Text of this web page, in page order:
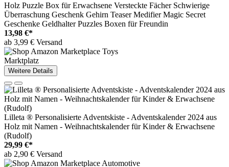
Holz Puzzle Box für Erwachsene Versteckte Fächer Schwierige
Überraschung Geschenk Gehirn Teaser Medifier Magic Secret
Geschenke Geldhalter Puzzles Boxen für Freundin
13,98 €*
ab 3,99 € Versand
Marktplatz
Weitere Details
Lilleta ® Personalisierte Adventskiste - Adventskalender 2024 aus
Holz mit Namen - Weihnachtskalender für Kinder & Erwachsene
(Rudolf)
29,99 €*
ab 2,90 € Versand